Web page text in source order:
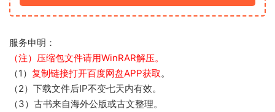
服务申明：
（注）压缩包文件请用WinRAR解压。
（1） 复制链接打开百度网盘APP获取。
（2）下载文件后IP不变七天内有效。
（3）古书来自海外公版或古文整理。